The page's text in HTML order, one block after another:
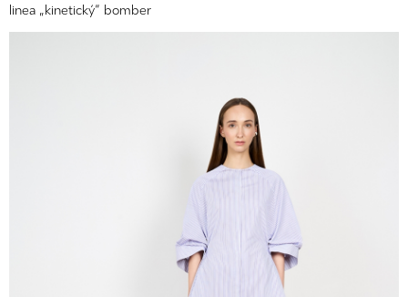
linea „kinetický“ bomber